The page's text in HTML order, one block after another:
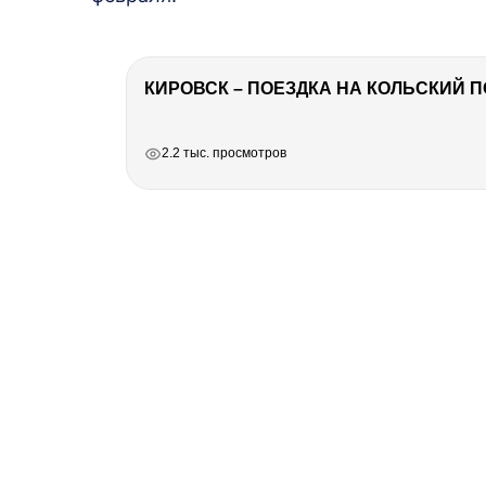
КИРОВСК – ПОЕЗДКА НА КОЛЬСКИЙ
2.2 тыс. просмотров